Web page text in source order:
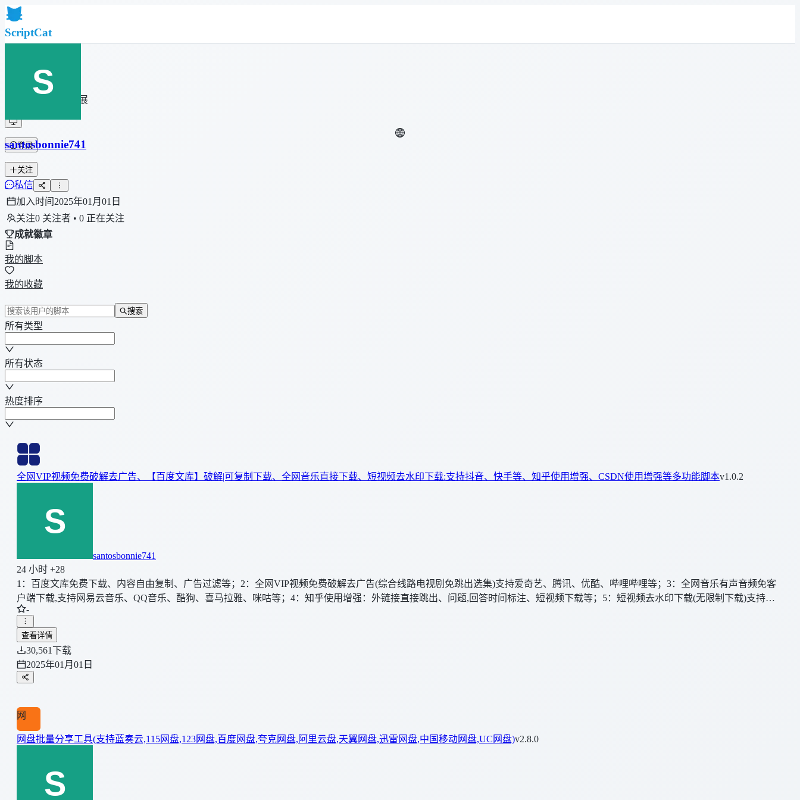
ScriptCat
社区
脚本列表
浏览器扩展
登录
santosbonnie741
关注
私信
加入时间2025年01月01日
关注0 关注者 • 0 正在关注
成就徽章
我的脚本
我的收藏
搜索
所有类型
所有状态
热度排序
全网VIP视频免费破解去广告、【百度文库】破解|可复制下载、全网音乐直接下载、短视频去水印下载:支持抖音、快手等、知乎使用增强、CSDN使用增强等多功能脚本v1.0.2
santosbonnie741
24 小时 +28
1：百度文库免费下载、内容自由复制、广告过滤等；2：全网VIP视频免费破解去广告(综合线路电视剧免跳出选集)支持爱奇艺、腾讯、优酷、哔哩哔哩等；3：全网音乐有声音频免客
户端下载,支持网易云音乐、QQ音乐、酷狗、喜马拉雅、咪咕等；4：知乎使用增强：外链接直接跳出、问题,回答时间标注、短视频下载等；5：短视频去水印下载(无限制下载)支持：
抖音、快手；6：CSDN使用增强：广告移除、净化剪切板、未登录查看折叠评论等
-
查看详情
30,561下载
2025年01月01日
网
网盘批量分享工具(支持蓝奏云,115网盘,123网盘,百度网盘,夸克网盘,阿里云盘,天翼网盘,迅雷网盘,中国移动网盘,UC网盘)v2.8.0